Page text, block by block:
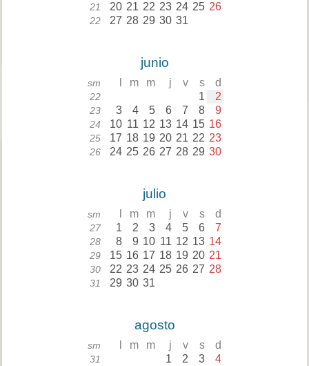
21 20 21 22 23 24 25 26
22 27 28 29 30 31
junio
sm m m j v s d
22 1 2
23 3 4 5 6 7 8 9
24 10 11 12 13 14 15 16
25 17 18 19 20 21 22 23
26 24 25 26 27 28 29 30
julio
sm m m j v s d
27 1 2 3 4 5 6 7
28 8 9 10 11 12 13 14
29 15 16 17 18 19 20 21
30 22 23 24 25 26 27 28
31 29 30 31
agosto
sm m m j v s d
31 1 2 3 4